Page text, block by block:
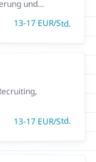
13-17EUR/Std.
13-17 EUR/Std.